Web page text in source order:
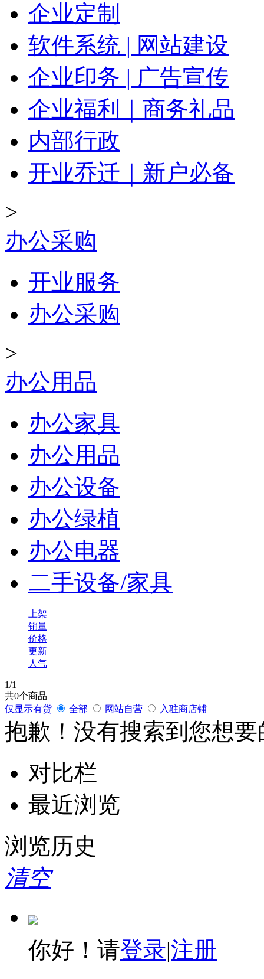
企业定制
软件系统 | 网站建设
企业印务 | 广告宣传
企业福利｜商务礼品
内部行政
开业乔迁｜新户必备
>
办公采购
开业服务
办公采购
>
办公用品
办公家具
办公用品
办公设备
办公绿植
办公电器
二手设备/家具
上架
销量
价格
更新
人气
1/1
共0个商品
仅显示有货
全部 网站自营 入驻商店铺
抱歉！没有搜索到您想
对比栏
最近浏览
浏览历史
清空
你好！请登录|注册